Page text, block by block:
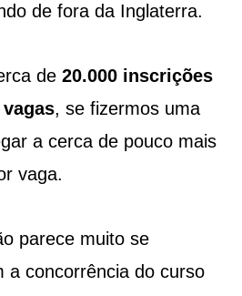
de fora da Inglaterra.
de20.000 inscrições
vagas, se fizermos uma
a cerca de pouco mais
vaga.
parece muito se
a concorrência do curso